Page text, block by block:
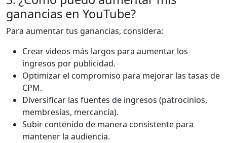
ganancias en YouTube?
Para aumentar tus ganancias, considera:
Crear videos más largos para aumentar los
ingresos por publicidad.
Optimizar el compromiso para mejorar las tasas de
CPM.
Diversificar las fuentes de ingresos (patrocinios,
membresías, mercancía).
Subir contenido de manera consistente para
mantener la audiencia.